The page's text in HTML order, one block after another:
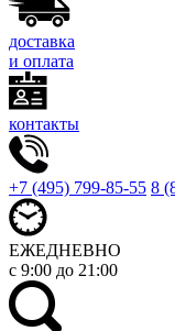
доставка
и оплата
контакты
+7 (495) 799-85-55 8
ЕЖЕДНЕВНО
с 9:00 до 21:00